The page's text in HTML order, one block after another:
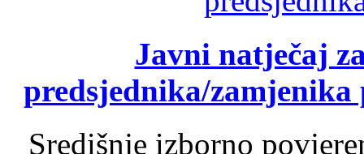
Javni natječaj
predsjednika/
Središnje izborno